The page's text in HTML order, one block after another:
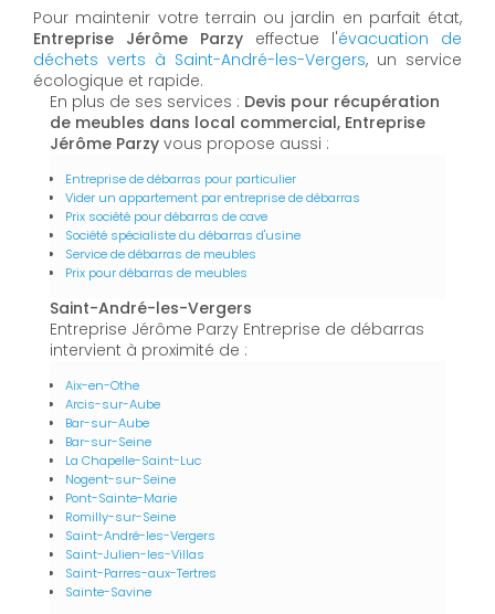
Pour maintenir votre terrain ou jardin en parfait état,
Entreprise Jérôme Parzy effectue l'évacuation de
déchets verts à Saint-André-les-Vergers, un service
écologique et rapide.
En plus de ses services : Devis pour récupération
de meubles dans local commercial, Entreprise
Jérôme Parzy vous propose aussi :
Entreprise de débarras pour particulier
Vider un appartement par entreprise de débarras
Prix société pour débarras de cave
Société spécialiste du débarras d'usine
Service de débarras de meubles
Prix pour débarras de meubles
Saint-André-les-Vergers
Entreprise Jérôme Parzy Entreprise de débarras
intervient à proximité de :
Aix-en-Othe
Arcis-sur-Aube
Bar-sur-Aube
Bar-sur-Seine
La Chapelle-Saint-Luc
Nogent-sur-Seine
Pont-Sainte-Marie
Romilly-sur-Seine
Saint-André-les-Vergers
Saint-Julien-les-Villas
Saint-Parres-aux-Tertres
Sainte-Savine